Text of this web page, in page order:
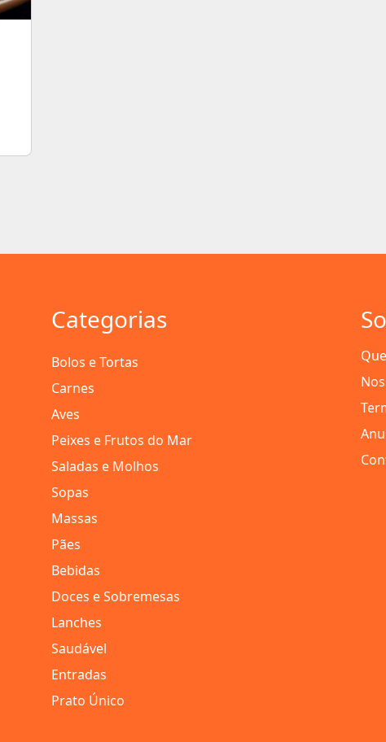
Categorias
Bolos e Tortas
Carnes
Aves
Peixes e Frutos do Mar
Saladas e Molhos
Sopas
Massas
Pães
Bebidas
Doces e Sobremesas
Lanches
Saudável
Entradas
Prato Único